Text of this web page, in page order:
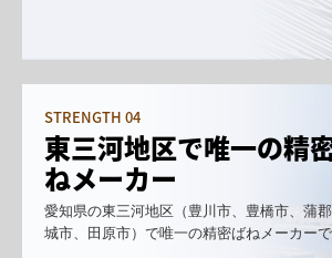
STRENGTH 04
東三河地区で唯一の精
ねメーカー
愛知県の東三河地区（豊川市、豊橋市、蒲
城市、田原市）で唯一の精密ばねメーカー